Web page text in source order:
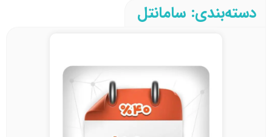
دسته‌بندی: سامانتل